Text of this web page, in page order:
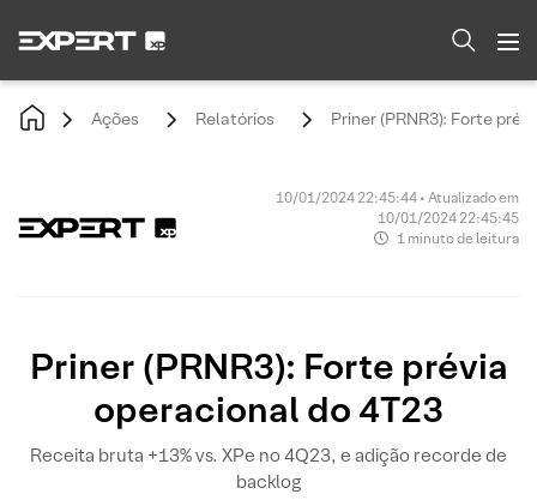
Ações Relatórios Priner (PRNR3): Forte
10/01/2024 22:45:44 • Atualizado em
10/01/2024 22:45:45
1 minuto de leitura
Priner (PRNR3): Forte prévia
operacional do 4T23
Receita bruta +13% vs. XPe no 4Q23, e adição recorde de
backlog